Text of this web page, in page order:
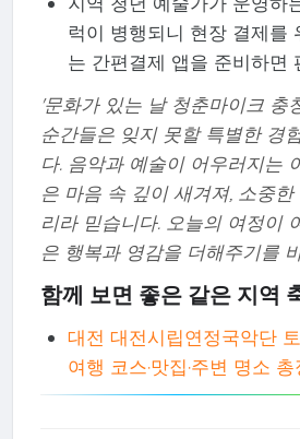
럭이 병행되니 현장 결제를
는 간편결제 앱을 준비하면
'문화가 있는 날 청춘마이크 충
순간들은 잊지 못할 특별한 경
다. 음악과 예술이 어우러지는
은 마음 속 깊이 새겨져, 소중
리라 믿습니다. 오늘의 여정이
은 행복과 영감을 더해주기를
함께 보면 좋은 같은 지역
대전 대전시립연정국악단
여행 코스·맛집·주변 명소 총